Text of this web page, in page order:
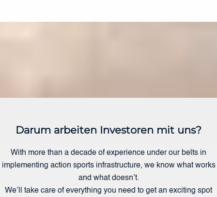
Darum arbeiten Investoren mit uns?
With more than a decade of experience under our belts in
implementing action sports infrastructure, we know what works
and what doesn’t.
We’ll take care of everything you need to get an exciting spot